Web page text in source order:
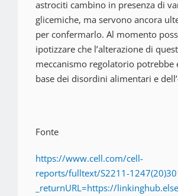
astrociti cambino in presenza di
glicemiche, ma servono ancora
per confermarlo. Al momento
ipotizzare che l’alterazione di
meccanismo regolatorio potrebbe
base dei disordini alimentari e
Fonte
https://www.cell.com/cell-
reports/fulltext/S2211-
_returnURL=https://